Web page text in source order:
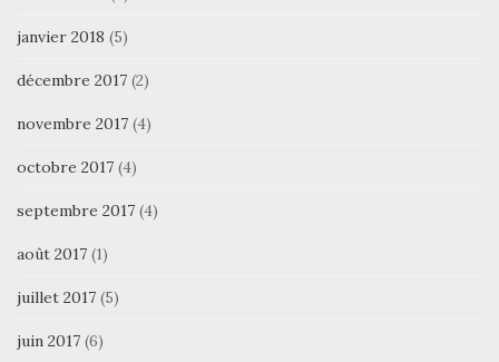
janvier 2018 (5)
décembre 2017 (2)
novembre 2017 (4)
octobre 2017 (4)
septembre 2017 (4)
août 2017 (1)
juillet 2017 (5)
juin 2017 (6)